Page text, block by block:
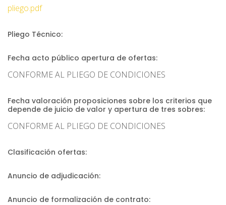
pliego.pdf
Pliego Técnico:
Fecha acto público apertura de ofertas:
CONFORME AL PLIEGO DE CONDICIONES
Fecha valoración proposiciones sobre los criterios que
depende de juicio de valor y apertura de tres sobres:
CONFORME AL PLIEGO DE CONDICIONES
Clasificación ofertas:
Anuncio de adjudicación:
Anuncio de formalización de contrato: